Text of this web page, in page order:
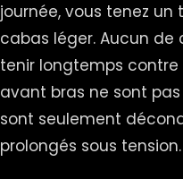
journée, vous tenez un
cabas léger. Aucun
tenir longtemps contre
avant bras ne sont
sont seulement
prolongés sous tension.